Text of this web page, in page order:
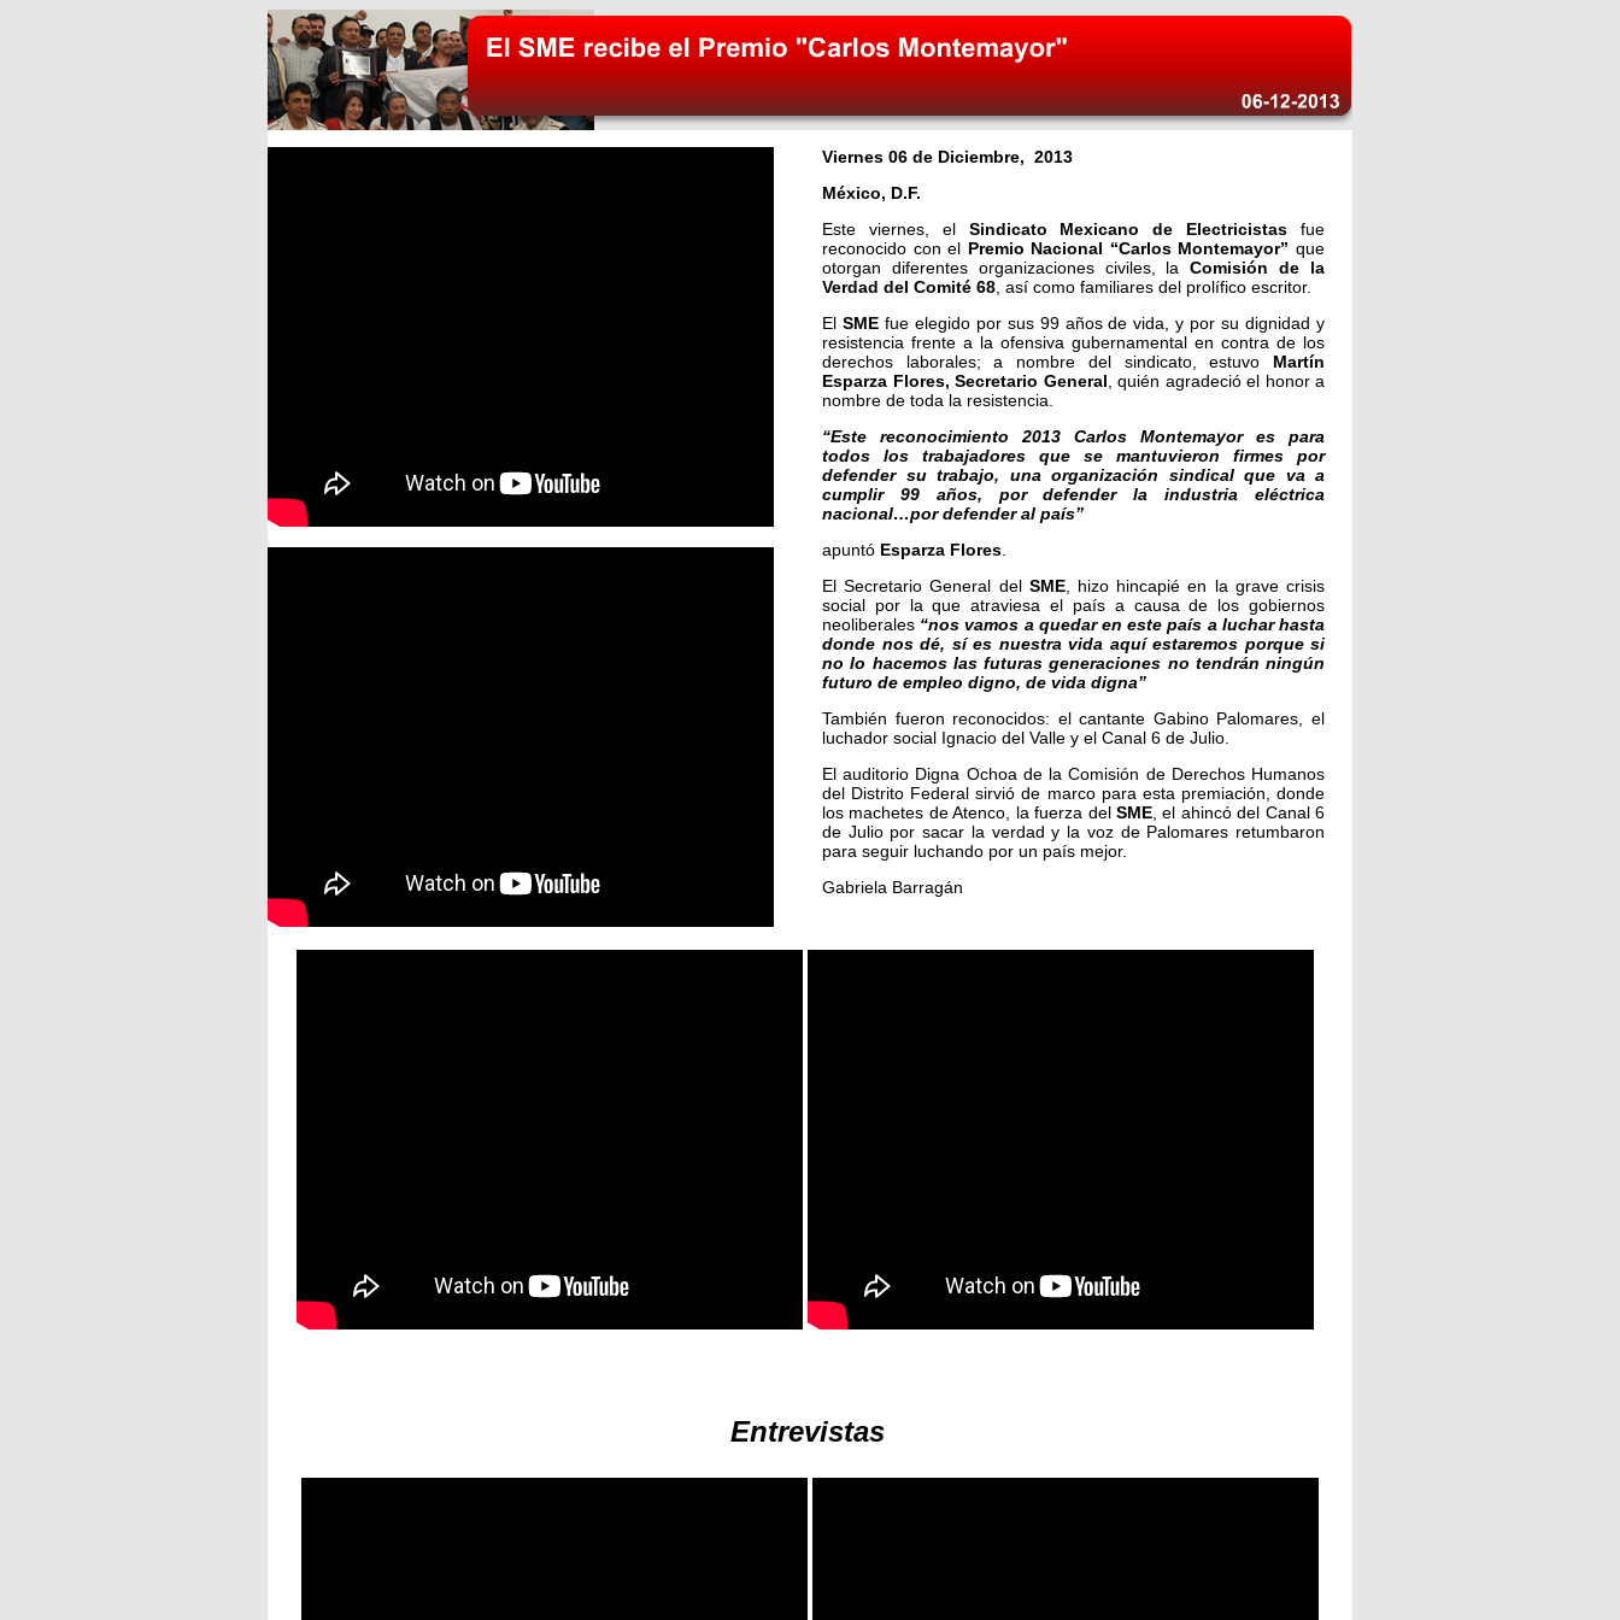
Viernes 06 de Diciembre, 2013
México, D.F.
Este viernes, el Sindicato Mexicano de Electricistas fue
reconocido con el Premio Nacional “Carlos Montemayor” que
otorgan diferentes organizaciones civiles, laComisión de la
Verdad del Comité 68 , así como familiares del prolífico escritor.
El SMEfue elegido por sus 99 años de vida, y por su dignidad y
resistencia frente a la ofensiva gubernamental en contra de los
derechos laborales; a nombre del sindicato, estuvo Martín
Esparza Flores, Secretario General , quién agradeció el honor a
nombre de toda la resistencia.
“Este reconocimiento 2013 Carlos Montemayor es para
todos los trabajadores que se mantuvieron firmes por
defender su trabajo, una organización sindical que va a
cumplir 99 años, por defender la industria eléctrica
nacional…por defender al país”
apuntó Esparza Flores
El Secretario General del SME, hizo hincapié en la grave crisis
social por la que atraviesa el país a causa de los gobiernos
neoliberales “nos vamos a quedar en este país a luchar hasta
donde nos dé, sí es nuestra vida aquí estaremos porque si
no lo hacemos las futuras generaciones no tendrán ningún
futuro de empleo digno, de vida digna”
También fueron reconocidos: el cantante Gabino Palomares, el
luchador social Ignacio del Valle y el Canal 6 de Julio.
El auditorio Digna Ochoa de la Comisión de Derechos Humanos
del Distrito Federal sirvió de marco para esta premiación, donde
los machetes de Atenco, la fuerza delSME, el ahincó del Canal 6
de Julio por sacar la verdad y la voz de Palomares retumbaron
para seguir luchando por un país mejor.
Gabriela Barragán
Entrevistas